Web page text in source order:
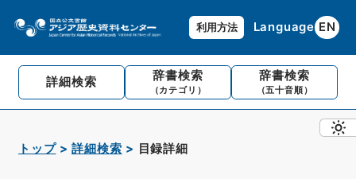
利用方法 Language EN
詳細検索 辞書検索
（カテゴリ）
辞書検索
（五十音順）
トップ 詳細検索 目録詳細